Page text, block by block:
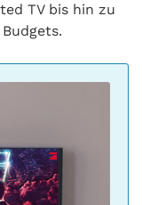
TV bis hin zu